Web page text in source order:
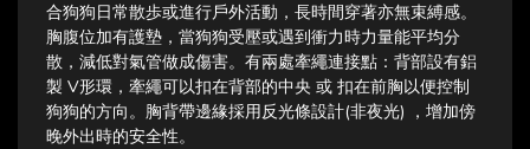
合狗狗日常散歩或進行戶外活動，長時間穿著亦無束縛感。
胸腹位加有護墊，當狗狗受壓或遇到衝力時力量能平均分
散，減低對氣管做成傷害。有兩處牽繩連接點：背部設有鋁
製 V形環，牽繩可以扣在背部的中央 或 扣在前胸以便控制
狗狗的方向。胸背帶邊緣採用反光條設計(非夜光) ，增加傍
晚外出時的安全性。